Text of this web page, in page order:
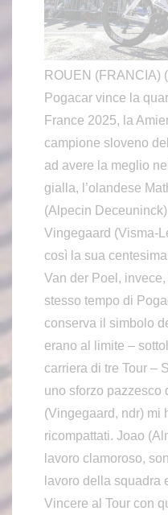
ROUEN (FRANCIA)
Pogacar vince la
France 2025, la
campione sloveno
ad avere la meglio
gialla, l’olandese
(Alpecin
Vingegaard (Visma-
così la sua
Van der Poel,
stesso tempo di
conserva il simbolo
erano al limite –
carriera di tre Tour –
uno sforzo pazzesco
(Vingegaard, ndr) mi
ricompattati. Joao
lavoro clamoroso,
lavoro della squadra
Vincere al Tour con